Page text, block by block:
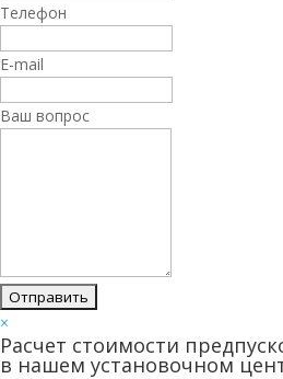
Телефон
E-mail
Ваш вопрос
×
Расчет стоимости
в нашем установочном